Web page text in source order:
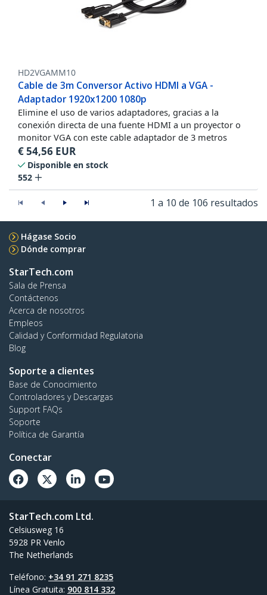
HD2VGAMM10
Cable de 3m Conversor Activo HDMI a VGA -
Adaptador 1920x1200 1080p
Elimine el uso de varios adaptadores, gracias a la
conexión directa de una fuente HDMI a un proyector o
monitor VGA con este cable adaptador de 3 metros
€54,56 EUR
Disponible en stock
552
1 a 10 de 106 resultados
Hágase Socio
Dónde comprar
StarTech.com
Sala de Prensa
Contáctenos
Acerca de nosotros
Empleos
Calidad y Conformidad Regulatoria
Blog
Soporte a clientes
Base de Conocimiento
Controladores y Descargas
Support FAQs
Soporte
Política de Garantía
Conectar
StarTech.com Ltd.
Celsiusweg 16
5928 PR Venlo
The Netherlands
Teléfono: +34 91 271 8235
Línea Gratuita: 900 814 332